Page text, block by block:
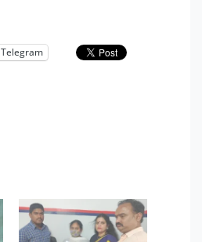
Telegram